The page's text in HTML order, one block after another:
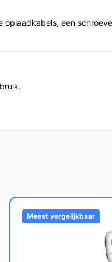
van de monitor,
en oplaadkabels.
kamers wilt
voor het beste overzicht.
van je wifi of de
een
Meest vergelijkbaar